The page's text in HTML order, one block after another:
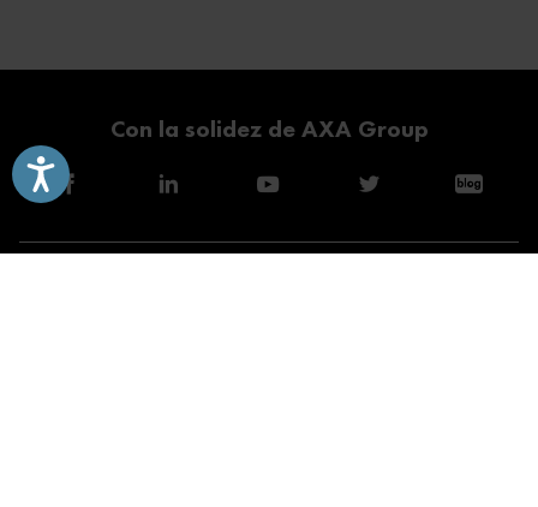
Accesibilidad
Con la solidez de AXA Group